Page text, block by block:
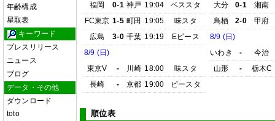
年齢構成
星取表
キーワード
プレスリリース
ニュース
ブログ
データ・その他
ダウンロード
toto
福岡
0-1 神戸 19:04
ベススタ
FC東京 1-5 町田 19:05
味スタ
広島
3-0 千葉 19:19
Eピース
8/9 (日)
東京V
- 川崎 18:00
味スタ
長崎
- 京都 19:00 ピースタ
大分
0-1
湘南
鳥栖
2-0
甲府
8/9 (日)
いわき
-
今治
山形
- 栃木C
順位表